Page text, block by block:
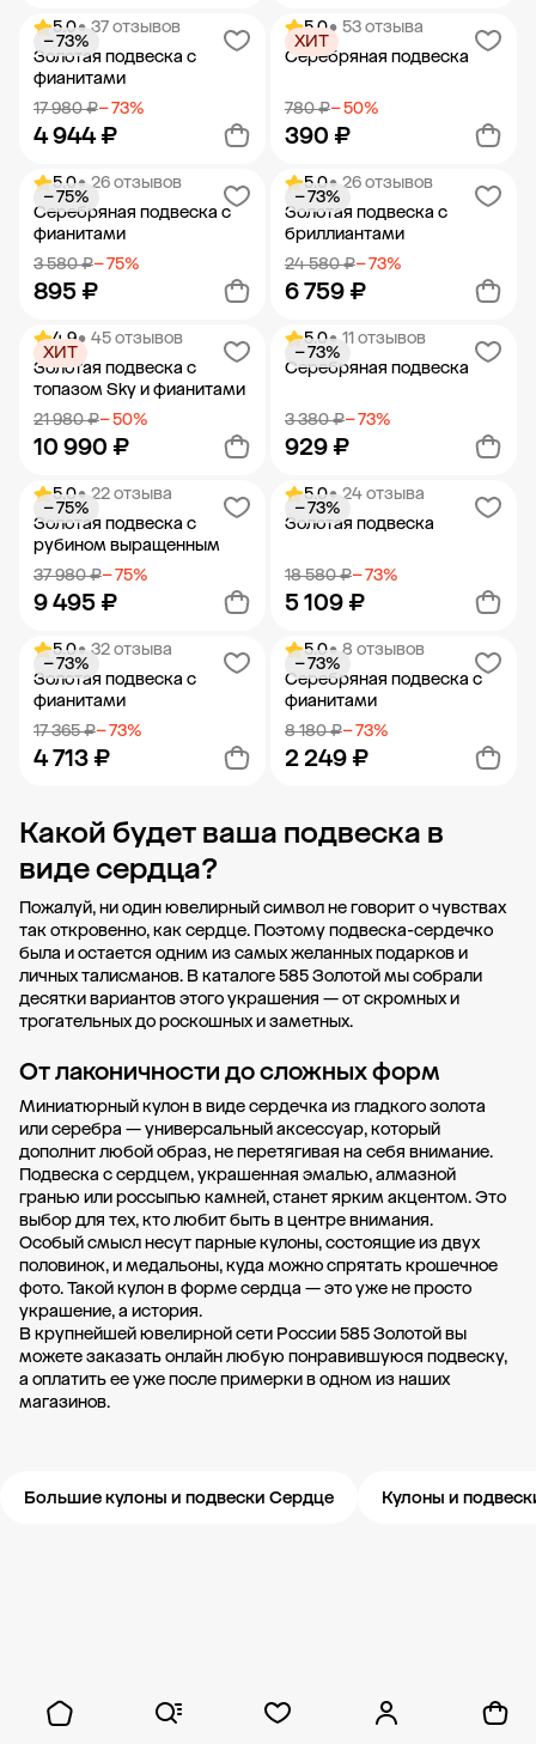
Добавить в корзину Добавить в корзину
5.0• 37 отзывов
Золотая подвеска с
фианитами
17 980 ₽− 73%
4 944 ₽
− 73%
Добавить в корзину
5.0• 53 отзыва
Серебряная подвеска
780 ₽− 50%
390 ₽
ХИТ
Добавить в корзину
5.0• 26 отзывов
Серебряная подвеска с
фианитами
3 580 ₽− 75%
895 ₽
− 75%
Добавить в корзину
5.0• 26 отзывов
Золотая подвеска с
бриллиантами
24 580 ₽− 73%
6 759 ₽
− 73%
Добавить в корзину
4.9• 45 отзывов
Золотая подвеска с
топазом Sky и фианитами
21 980 ₽− 50%
10 990 ₽
ХИТ
Добавить в корзину
5.0• 11 отзывов
Серебряная подвеска
3 380 ₽− 73%
929 ₽
− 73%
Добавить в корзину
5.0• 22 отзыва
Золотая подвеска с
рубином выращенным
37 980 ₽− 75%
9 495 ₽
− 75%
Добавить в корзину
5.0• 24 отзыва
Золотая подвеска
18 580 ₽− 73%
5 109 ₽
− 73%
Добавить в корзину
5.0• 32 отзыва
Золотая подвеска с
фианитами
17 365 ₽− 73%
4 713 ₽
− 73%
Добавить в корзину
5.0• 8 отзывов
Серебряная подвеска с
фианитами
8 180 ₽− 73%
2 249 ₽
− 73%
Добавить в корзину
Какой будет ваша подвеска в
виде сердца?
Пожалуй, ни один ювелирный символ не говорит о чувствах
так откровенно, как сердце. Поэтому подвеска-сердечко
была и остается одним из самых желанных подарков и
личных талисманов. В каталоге 585 Золотой мы собрали
десятки вариантов этого украшения — от скромных и
трогательных до роскошных и заметных.
От лаконичности до сложных форм
Миниатюрный кулон в виде сердечка из гладкого золота
или серебра — универсальный аксессуар, который
дополнит любой образ, не перетягивая на себя внимание.
Подвеска с сердцем, украшенная эмалью, алмазной
гранью или россыпью камней, станет ярким акцентом. Это
выбор для тех, кто любит быть в центре внимания.
Особый смысл несут парные кулоны, состоящие из двух
половинок, и медальоны, куда можно спрятать крошечное
фото. Такой кулон в форме сердца — это уже не просто
украшение, а история.
В крупнейшей ювелирной сети России 585 Золотой вы
можете заказать онлайн любую понравившуюся подвеску,
а оплатить ее уже после примерки в одном из наших
магазинов.
Большие кулоны и подвески Сердце Кулоны и